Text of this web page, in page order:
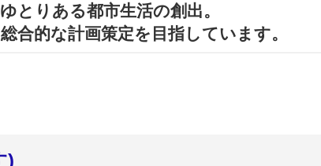
りある都市生活の創出。
的な計画策定を目指しています。
)